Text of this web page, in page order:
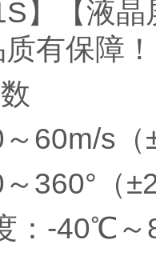
】【液
有保障
60m/s（
360°（
：-40℃